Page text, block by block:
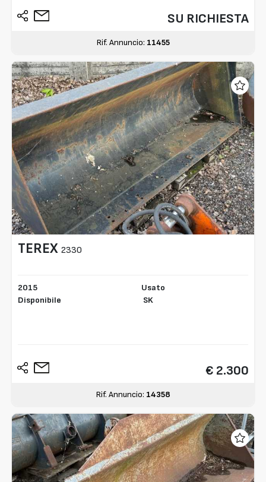
SU RICHIESTA
Rif. Annuncio: 11455
TEREX 2330
2015
Disponibile
Usato
SK
€ 2.300
Rif. Annuncio: 14358